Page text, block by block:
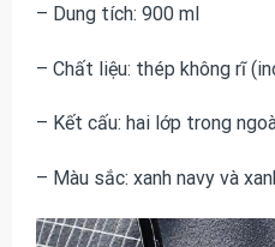
– Dung tích: 900 ml
– Chất liệu: thép không rĩ
– Kết cấu: hai lớp trong
– Màu sắc: xanh navy và